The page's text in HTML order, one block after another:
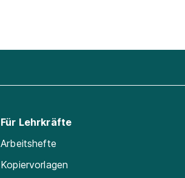
Für Lehrkräfte
Arbeitshefte
Kopiervorlagen